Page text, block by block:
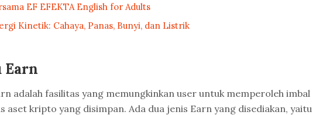
EF EFEKTA English for Adults
Kinetik: Cahaya, Panas, Bunyi, dan Listrik
Earn
adalah fasilitas yang memungkinkan user untuk memperoleh imbal
aset kripto yang disimpan. Ada dua jenis Earn yang disediakan, yaitu